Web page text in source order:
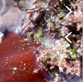
MELHORAR
A
POLÍTICA

ENTRAR

